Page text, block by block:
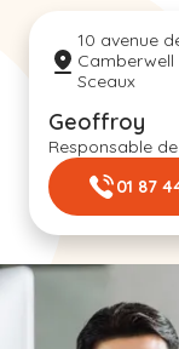
10 avenue
Camberwell
Sceaux
Geoffroy
Responsable
01 87